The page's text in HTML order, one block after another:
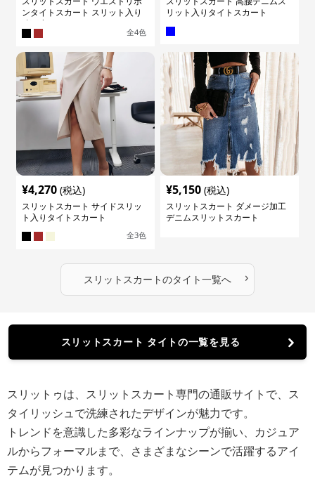
ンタイトスカート スリット入り
膝下丈
全4色
リット入りタイトスカート
¥4,270 (税込)
スリットスカート サイドスリッ
ト入りタイトスカート
全3色
¥5,150 (税込)
スリットスカート ダメージ加工
デニムスリットスカート
スリットスカートのタイト一覧へ ›
スリットスカート タイトの一覧を見る
スリットゥは、スリットスカート専門の通販サイトで、ス
タイリッシュで洗練されたデザインが魅力です。
トレンドを意識した多彩なラインナップが揃い、カジュア
ルからフォーマルまで、さまざまなシーンで活躍するアイ
テムが見つかります。